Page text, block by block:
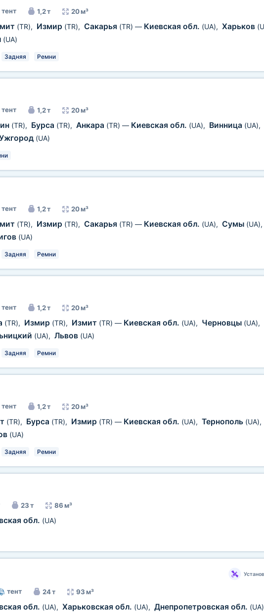
тент 1,2 т 20 м³
(TR), Измир (TR), Сакарья (TR) — Киевская обл. (UA), Харьков
(UA)
Задняя Ремни
тент 1,2 т 20 м³
(TR), Бурса (TR), Анкара (TR) — Киевская обл. (UA), Винница (UA),
(UA)
тент 1,2 т 20 м³
(TR), Измир (TR), Сакарья (TR) — Киевская обл. (UA), Сумы (UA),
(UA)
Задняя Ремни
тент 1,2 т 20 м³
(TR), Измир (TR), Измит (TR) — Киевская обл. (UA), Черновцы (UA),
(UA), Львов (UA)
Задняя Ремни
тент 1,2 т 20 м³
(TR), Бурса (TR), Измир (TR) — Киевская обл. (UA), Тернополь (UA),
(UA)
Задняя Ремни
23 т 86 м³
обл. (UA)
тент 24 т 93 м³
обл. (UA), Харьковская обл. (UA), Днепропетровская обл. (UA)